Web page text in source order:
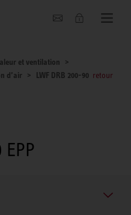
et ventilation
d’air
LWF DRB 200-90 retour